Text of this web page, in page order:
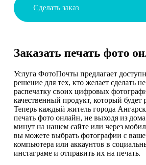
Сделать заказ
Заказать печать фото
Услуга ФотоПочты предлагает
решение для тех, кто желает сделать
распечатку своих цифровых
качественный продукт, который будет
Теперь каждый житель города Ангарск
печать фото онлайн, не выходя из
минут на нашем сайте или через
вы можете выбрать фотографии с
компьютера или аккаунтов в
инстаграме и отправить их на печать.